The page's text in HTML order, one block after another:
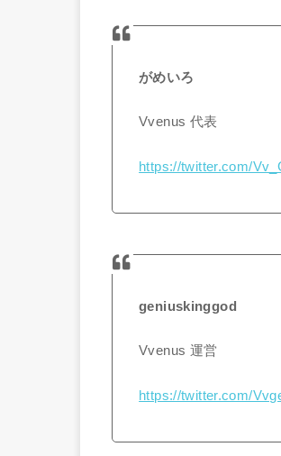
がめいろ
Vvenus 代表
https://twitter.com/
geniuskinggod
Vvenus 運営
https://twitter.com/